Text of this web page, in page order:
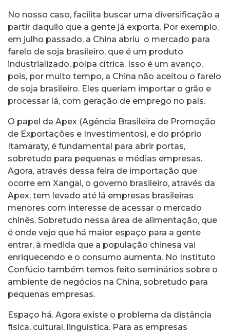
No nosso caso, facilita buscar uma diversificação a
partir daquilo que a gente já exporta. Por exemplo,
em julho passado, a China abriu o mercado para
farelo de soja brasileiro, que é um produto
industrializado, polpa cítrica. Isso é um avanço,
pois, por muito tempo, a China não aceitou o farelo
de soja brasileiro. Eles queriam importar o grão e
processar lá, com geração de emprego no país.
O papel da Apex (Agência Brasileira de Promoção
de Exportações e Investimentos), e do próprio
Itamaraty, é fundamental para abrir portas,
sobretudo para pequenas e médias empresas.
Agora, através dessa feira de importação que
ocorre em Xangai, o governo brasileiro, através da
Apex, tem levado até lá empresas brasileiras
menores com interesse de acessar o mercado
chinês. Sobretudo nessa área de alimentação, que
é onde vejo que há maior espaço para a gente
entrar, à medida que a população chinesa vai
enriquecendo e o consumo aumenta. No Instituto
Confúcio também temos feito seminários sobre o
ambiente de negócios na China, sobretudo para
pequenas empresas.
Espaço há. Agora existe o problema da distância
física, cultural, linguística. Para as empresas